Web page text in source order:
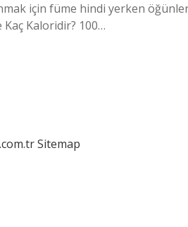
için füme hindi yerken
Kaloridir? 100…
Sitemap